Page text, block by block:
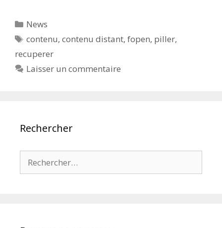
Catégories
News
Étiquettes
contenu,contenu distant,fopen, piller,
recuperer
Laisser un commentaire
Rechercher